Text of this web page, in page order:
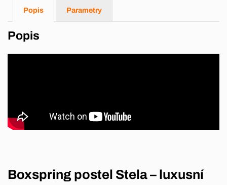
Popis Parametry
Popis
Boxspring postel Stela – luxusní